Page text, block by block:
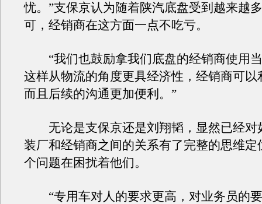
忧。”支保京认为随着陕汽底盘受到越来越
可，经销商在这方面一点不吃亏。
“我们也鼓励拿我们底盘的经销商使用
这样从物流的角度更具经济性，经销商可以
而且后续的沟通更加便利。”
无论是支保京还是刘翔韬，显然已经对
装厂和经销商之间的关系有了完整的思维定
个问题在困扰着他们。
“专用车对人的要求更高，对业务员的